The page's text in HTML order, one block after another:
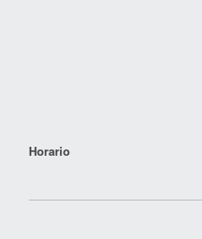
Horario